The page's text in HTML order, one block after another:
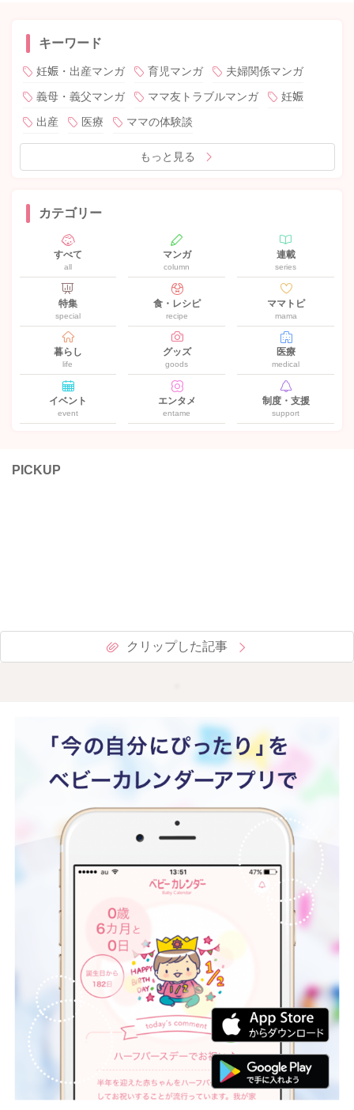
キーワード
妊娠・出産マンガ 育児マンガ
夫婦関係マンガ
義母・義父マンガ
ママ友トラブルマンガ
妊娠
出産
医療 ママの体験談
もっと見る
カテゴリー
すべて
all
マンガ
column
連載
series
特集
special
食・レシピ
recipe
ママトピ
mama
暮らし
life
グッズ
goods
医療
medical
イベント
event
エンタメ
entame
制度・支援
support
PICKUP
クリップした記事